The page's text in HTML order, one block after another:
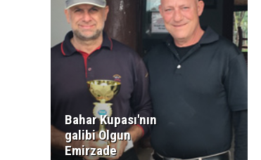
Bahar Kupası'nın
galibi Olgun
Emirzade